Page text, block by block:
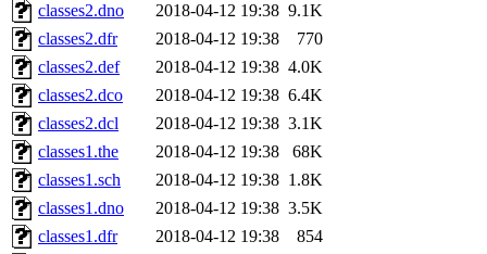
classes2.dno
2018-04-12 19:38 9.1K
classes2.dfr
2018-04-12 19:38
770
classes2.def
2018-04-12 19:38 4.0K
classes2.dco
2018-04-12 19:38 6.4K
classes2.dcl
2018-04-12 19:38 3.1K
classes1.the
2018-04-12 19:38
68K
classes1.sch
2018-04-12 19:38 1.8K
classes1.dno
2018-04-12 19:38 3.5K
classes1.dfr
2018-04-12 19:38
854